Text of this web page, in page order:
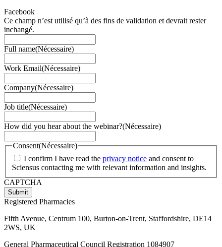
Facebook
Ce champ n’est utilisé qu’à des fins de validation et devrait rester
inchangé.
Full name(Nécessaire)
Work Email(Nécessaire)
Company(Nécessaire)
Job title(Nécessaire)
How did you hear about the webinar?(Nécessaire)
Consent(Nécessaire)
I confirm I have read the privacy notice and consent to
Sciensus contacting me with relevant information and insights.
CAPTCHA
Registered Pharmacies
Fifth Avenue, Centrum 100, Burton-on-Trent, Staffordshire, DE14
2WS, UK
General Pharmaceutical Council Registration 1084907